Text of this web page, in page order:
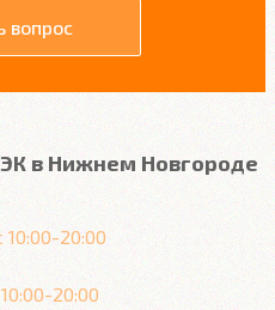
вопрос
в Нижнем Новгороде
20:00
20:00